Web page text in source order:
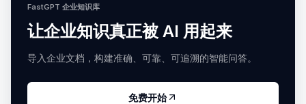
FastGPT 企业知识库
让企业知识真正被 AI 用起来
导入企业文档，构建准确、可靠、可追溯的智能问答。
免费开始